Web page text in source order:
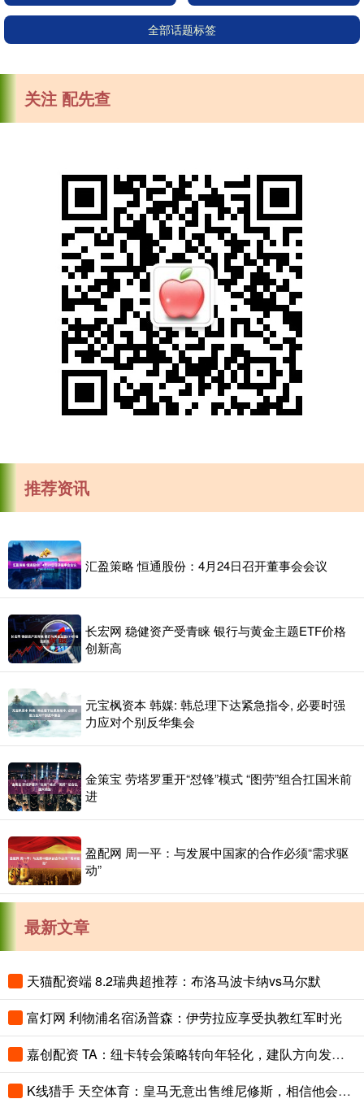
全部话题标签
关注 配先查
推荐资讯
汇盈策略 恒通股份：4月24日召开董事会会议
长宏网 稳健资产受青睐 银行与黄金主题ETF价格
创新高
元宝枫资本 韩媒: 韩总理下达紧急指令, 必要时强
力应对个别反华集会
金策宝 劳塔罗重开“怼锋”模式 “图劳”组合扛国米前
进
盈配网 周一平：与发展中国家的合作必须“需求驱
动”
最新文章
天猫配资端 8.2瑞典超推荐：布洛马波卡纳vs马尔默
富灯网 利物浦名宿汤普森：伊劳拉应享受执教红军时光
嘉创配资 TA：纽卡转会策略转向年轻化，建队方向发生转变
K线猎手 天空体育：皇马无意出售维尼修斯，相信他会续约